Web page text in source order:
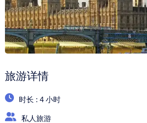
旅游详情
时长 : 4 小时
私人旅游